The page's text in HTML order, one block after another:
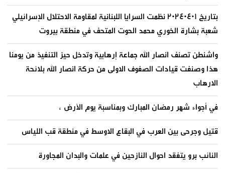
بتاريخ ٢٠٢٤٠٤٠١ نظمت السرايا اللبنانية لمقاومة الاحتلال الإسرائيلي
شعبة بشارة الخوري محمد الحوت المتحف في منطقة بيروت
واشنطن تصنف انصار الله جماعة إرهابية وتدخل حيز التنفيذ من يومنا
هذا وصنفت قيادات الصفوف الاولى من حركة انصار الله بلائحة
الارهاب
في أجواء شهر رمضان المبارك وبمناسبة يوم الأرض ،
قتيل وجرحى بين العرب في البقاع الاوسط في منطقة قب اللياس
النائب برو يتفقد احوال النازحين في علمات والبدان المجاورة